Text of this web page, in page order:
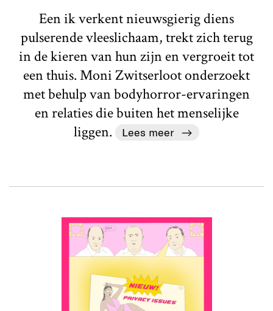
Een ik verkent nieuwsgierig diens
pulserende vleeslichaam, trekt zich terug
in de kieren van hun zijn en vergroeit tot
een thuis. Moni Zwitserloot onderzoekt
met behulp van bodyhorror-ervaringen
en relaties die buiten het menselijke
liggen.
Lees meer